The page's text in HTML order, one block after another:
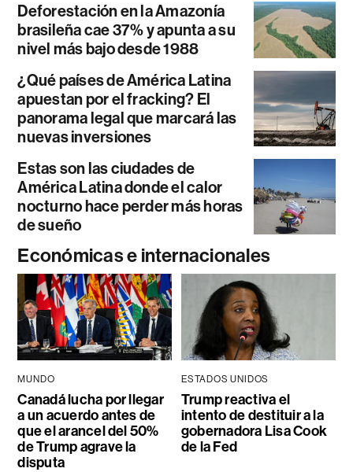
Deforestación en la Amazonía
brasileña cae 37% y apunta a su
nivel más bajo desde 1988
¿Qué países de América Latina
apuestan por el fracking? El
panorama legal que marcará las
nuevas inversiones
Estas son las ciudades de
América Latina donde el calor
nocturno hace perder más horas
de sueño
Económicas e internacionales
MUNDO
Canadá lucha por llegar
a un acuerdo antes de
que el arancel del 50%
de Trump agrave la
disputa
ESTADOS UNIDOS
Trump reactiva el
intento de destituir a la
gobernadora Lisa Cook
de la Fed